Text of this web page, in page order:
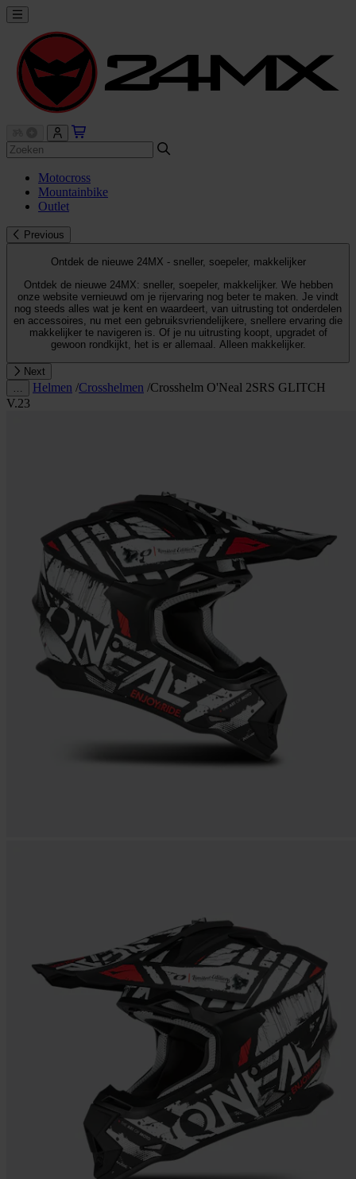
Motocross
Mountainbike
Outlet
Previous
Ontdek de nieuwe 24MX - sneller, soepeler, makkelijker
Ontdek de nieuwe 24MX: sneller, soepeler, makkelijker. We hebben
onze website vernieuwd om je rijervaring nog beter te maken. Je vindt
nog steeds alles wat je kent en waardeert, van uitrusting tot onderdelen
en accessoires, nu met een gebruiksvriendelijkere, snellere ervaring die
makkelijker te navigeren is. Of je nu uitrusting koopt, upgradet of
gewoon rondkijkt, het is er allemaal. Alleen makkelijker.
Next
Helmen /Crosshelmen /Crosshelm O'Neal 2SRS GLITCH
V.23